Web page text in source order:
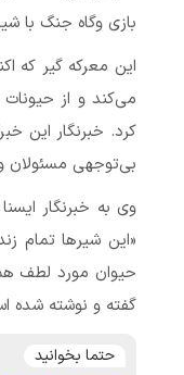
بازی و‌گاه جنگ با
این معرکه گیر که
می‌کند و از
کرد. خبرنگار این
بی‌توجهی مسئولان
وی به خبرنگار
«این شیر‌ها تمام
حیوان مورد لطف
گفته و نوشته شده
حتما بخوانید